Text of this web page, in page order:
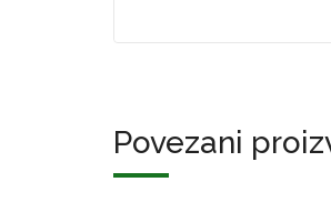
Povezani